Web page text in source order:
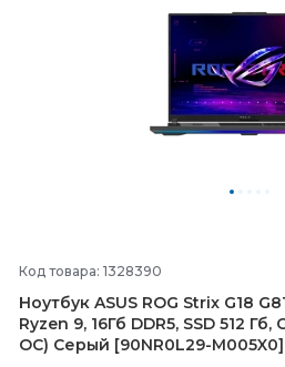
Код товара: 1328390
Ноутбук ASUS ROG Strix G18
Ryzen 9, 16Гб DDR5, SSD 512
ОС) Серый [90NR0L29-M005X0]